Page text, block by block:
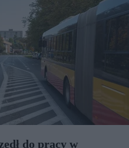
do pracy w